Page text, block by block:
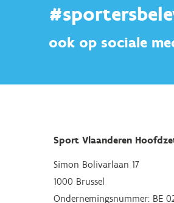
ook op sociale
Sport Vlaanderen
Simon Bolivarlaan 17
1000 Brussel
Ondernemingsnummer: BE